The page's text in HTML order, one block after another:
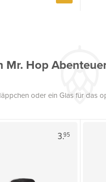
Mr. Hop
oder ein Glas für das
3.95